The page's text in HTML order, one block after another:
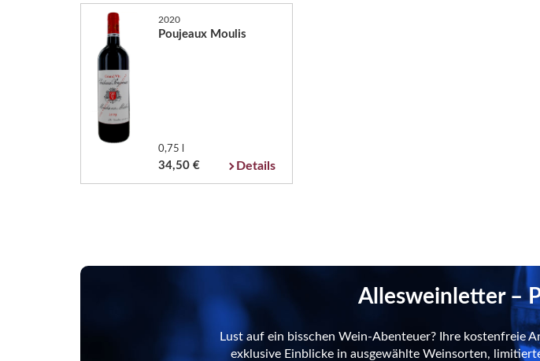
2020
Poujeaux Moulis
0,75 l
34,50 € Details
Allesweinletter –
Lust auf ein bisschen Wein-Abenteuer? Ihre kostenfreie
exklusive Einblicke in ausgewählte Weinsorten,